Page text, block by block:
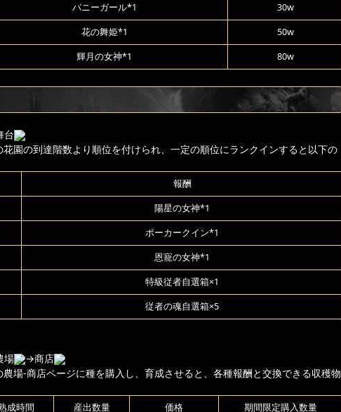
バニーガール*1 30w
花の舞姫*1 50w
輝月の女神*1 80w
台
園の到達階数より順位を付けられ、一定の順位にランクインすると以下の
報酬
陽星の女神*1
ポーカークイン*1
恩寵の女神*1
特級従者自選箱×1
従者の魂自選箱×5
場
→商店
場-商店ページに種を購入し、育成させると、各種報酬と交換できる収穫物
成時間 産出数量 価格 期間限定購入数量